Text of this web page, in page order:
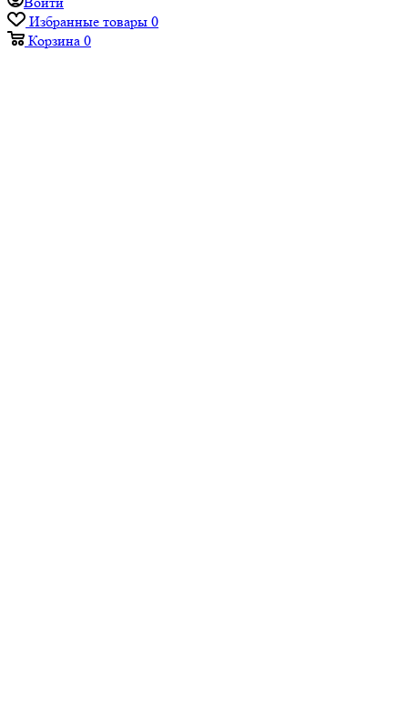
Избранные товары 0
Корзина 0